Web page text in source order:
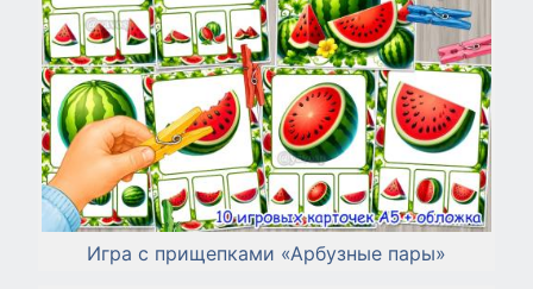
Игра с прищепками «Арбузные пары»